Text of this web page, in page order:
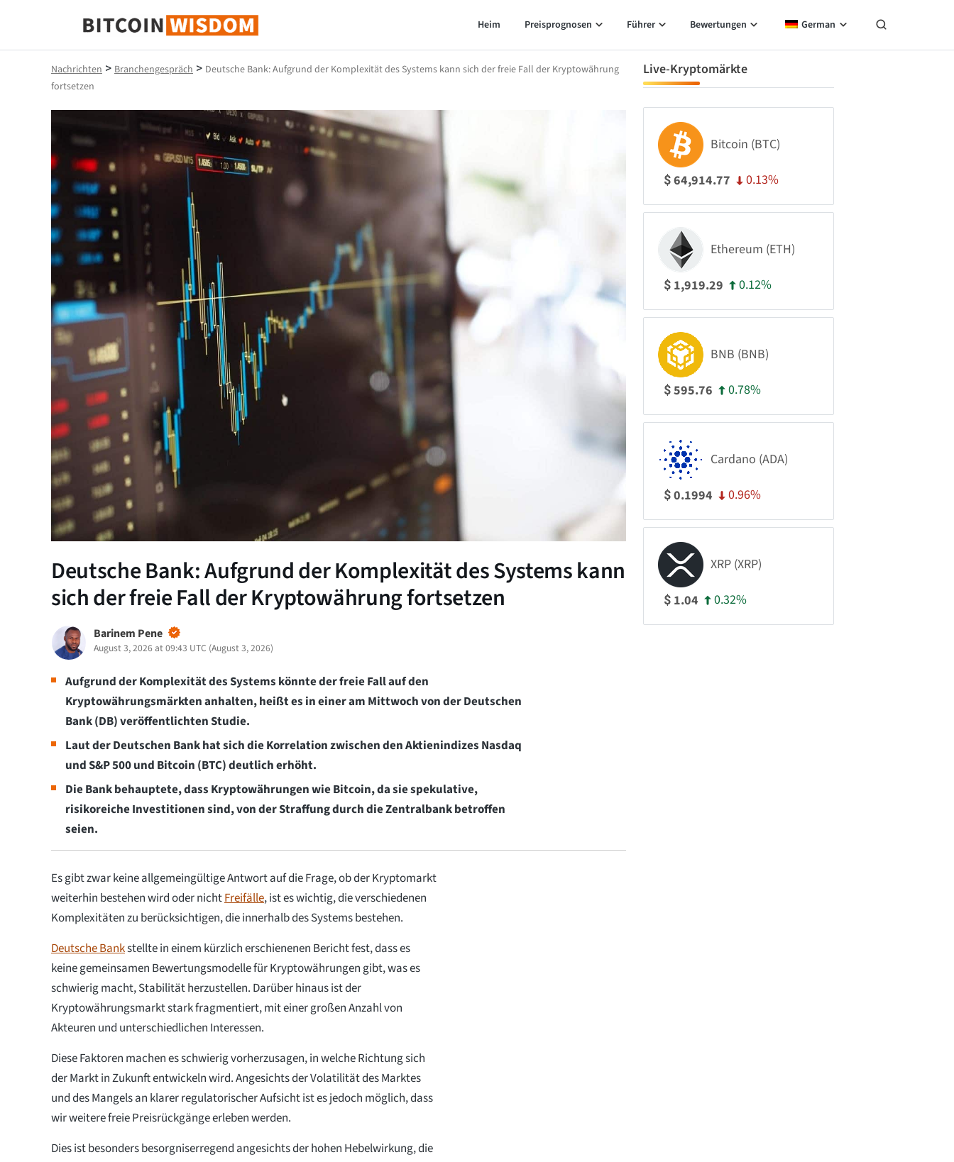
Bitcoin-Weisheit
Heim Preisprognosen Führer Bewertungen German
Nachrichten > Branchengespräch > Deutsche Bank: Aufgrund der Komplexität des Systems kann sich der freie Fall der Kryptowährung
fortsetzen
Deutsche Bank: Aufgrund der Komplexität des Systems kann
sich der freie Fall der Kryptowährung fortsetzen
Barinem Pene
August 3, 2026 at 09:43 UTC (August 3, 2026)
Aufgrund der Komplexität des Systems könnte der freie Fall auf den
Kryptowährungsmärkten anhalten, heißt es in einer am Mittwoch von der Deutschen
Bank (DB) veröffentlichten Studie.
Laut der Deutschen Bank hat sich die Korrelation zwischen den Aktienindizes Nasdaq
und S&P 500 und Bitcoin (BTC) deutlich erhöht.
Die Bank behauptete, dass Kryptowährungen wie Bitcoin, da sie spekulative,
risikoreiche Investitionen sind, von der Straffung durch die Zentralbank betroffen
seien.
Es gibt zwar keine allgemeingültige Antwort auf die Frage, ob der Kryptomarkt
weiterhin bestehen wird oder nichtFreifälle, ist es wichtig, die verschiedenen
Komplexitäten zu berücksichtigen, die innerhalb des Systems bestehen.
Deutsche Bankstellte in einem kürzlich erschienenen Bericht fest, dass es
keine gemeinsamen Bewertungsmodelle für Kryptowährungen gibt, was es
schwierig macht, Stabilität herzustellen. Darüber hinaus ist der
Kryptowährungsmarkt stark fragmentiert, mit einer großen Anzahl von
Akteuren und unterschiedlichen Interessen.
Diese Faktoren machen es schwierig vorherzusagen, in welche Richtung sich
der Markt in Zukunft entwickeln wird. Angesichts der Volatilität des Marktes
und des Mangels an klarer regulatorischer Aufsicht ist es jedoch möglich, dass
wir weitere freie Preisrückgänge erleben werden.
Dies ist besonders besorgniserregend angesichts der hohen Hebelwirkung, die
Live-Kryptomärkte
Bitcoin (BTC)
$64,914.77 0.13%
Ethereum (ETH)
$ 1,919.29 0.12%
BNB (BNB)
$595.76 0.78%
Cardano (ADA)
$0.1994 0.96%
XRP (XRP)
$ 1.04 0.32%